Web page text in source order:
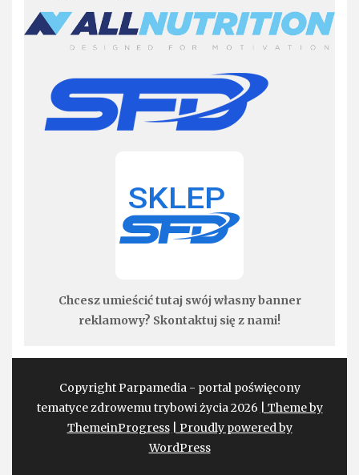
Chcesz umieścić tutaj swój własny banner
reklamowy? Skontaktuj się z nami!
Copyright Parpamedia - portal poświęcony
tematyce zdrowemu trybowi życia 2026
| Theme by
ThemeinProgress
| Proudly powered by
WordPress